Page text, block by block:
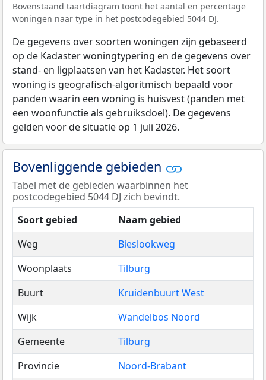
Bovenstaand taartdiagram toont het aantal en percentage
woningen naar type in het postcodegebied 5044 DJ.
De gegevens over soorten woningen zijn gebaseerd
op de Kadaster woningtypering en de gegevens over
stand- en ligplaatsen van het Kadaster. Het soort
woning is geografisch-algoritmisch bepaald voor
panden waarin een woning is huisvest (panden met
een woonfunctie als gebruiksdoel). De gegevens
gelden voor de situatie op 1 juli 2026.
Bovenliggende gebieden
Tabel met de gebieden waarbinnen het
postcodegebied 5044 DJ zich bevindt.
Soort gebied
Naam gebied
Weg
Bieslookweg
Woonplaats
Tilburg
Buurt
Kruidenbuurt West
Wijk
Wandelbos Noord
Gemeente
Tilburg
Provincie
Noord-Brabant